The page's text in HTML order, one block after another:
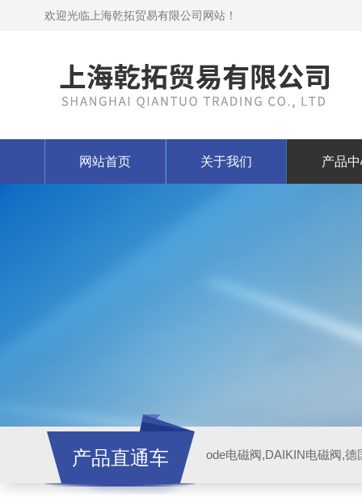
欢迎光临上海乾拓贸易有限公司网站！
网站首页 关于我们 产品
产品直通车 ode电磁阀,DAIKIN电磁阀,